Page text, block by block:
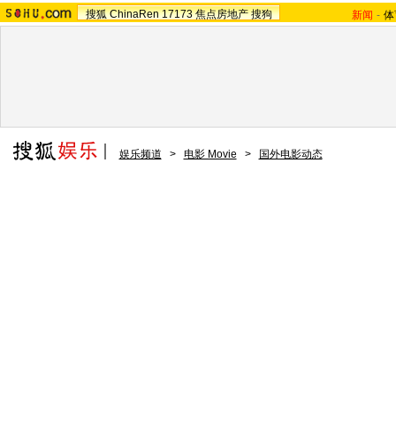
搜狐 ChinaRen 17173 焦点房地产 搜狗 新闻 -
娱乐频道 > 电影 Movie > 国外电影动态